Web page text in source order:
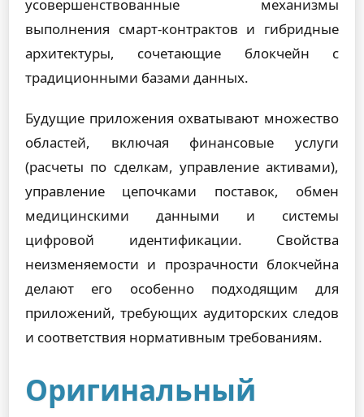
усовершенствованные механизмы
выполнения смарт-контрактов и гибридные
архитектуры, сочетающие блокчейн с
традиционными базами данных.
Будущие приложения охватывают множество
областей, включая финансовые услуги
(расчеты по сделкам, управление активами),
управление цепочками поставок, обмен
медицинскими данными и системы
цифровой идентификации. Свойства
неизменяемости и прозрачности блокчейна
делают его особенно подходящим для
приложений, требующих аудиторских следов
и соответствия нормативным требованиям.
Оригинальный